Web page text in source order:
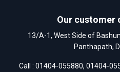
Our customer
13/A-1, West Side of
Panthapath,
Call : 01404-055880, 01404-